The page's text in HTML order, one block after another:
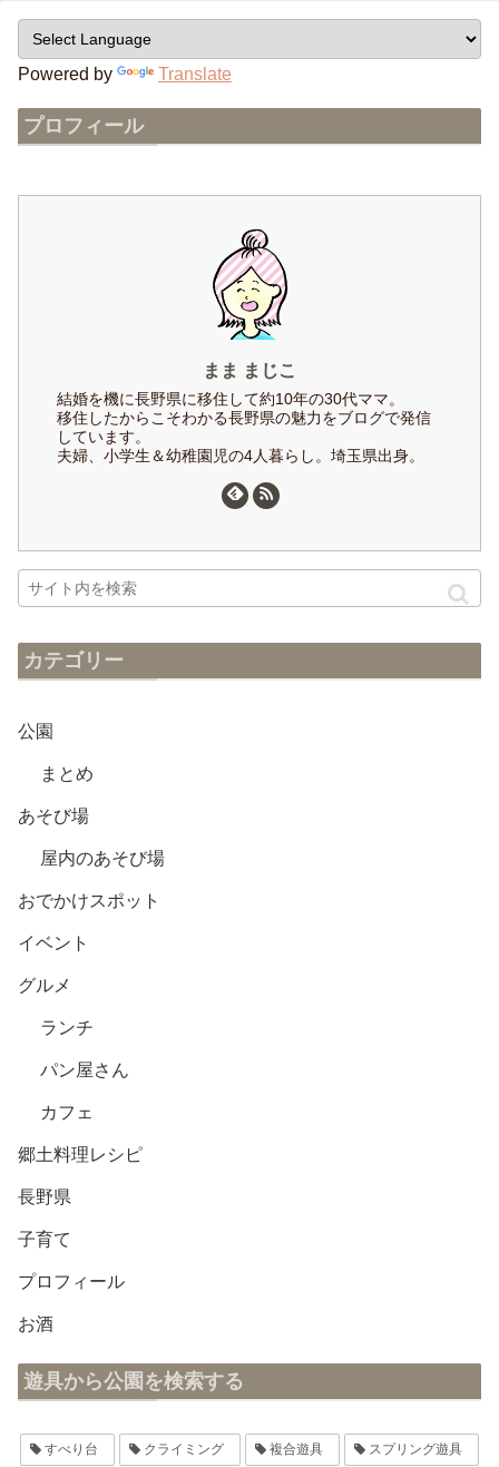
Powered by Translate
プロフィール
まま まじこ
結婚を機に長野県に移住して約10年の30代ママ。
移住したからこそわかる長野県の魅力をブログで発信
しています。
夫婦、小学生＆幼稚園児の4人暮らし。埼玉県出身。
カテゴリー
公園
まとめ
あそび場
屋内のあそび場
おでかけスポット
イベント
グルメ
ランチ
パン屋さん
カフェ
郷土料理レシピ
長野県
子育て
プロフィール
お酒
遊具から公園を検索する
すべり台 クライミング 複合遊具 スプリング遊具